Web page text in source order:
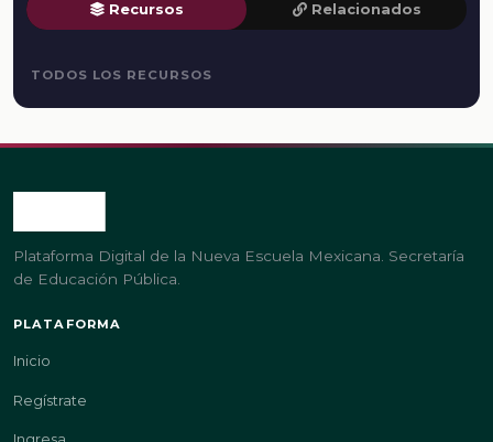
Recursos Relacionados
TODOS LOS RECURSOS
Plataforma Digital de la Nueva Escuela Mexicana. Secretaría
de Educación Pública.
PLATAFORMA
Inicio
Regístrate